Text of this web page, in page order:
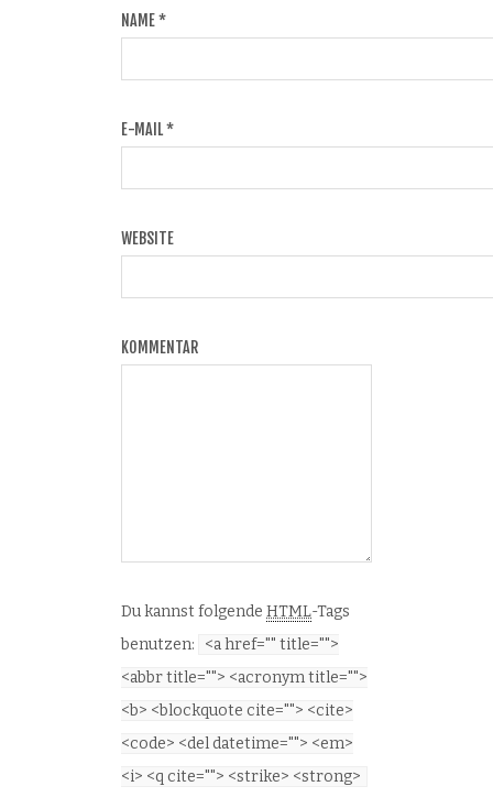
NAME*
E-MAIL*
WEBSITE
KOMMENTAR
Du kannst folgende HTML-Tags
benutzen:
<a href="" title="">
<abbr title=""> <acronym title="">
<b> <blockquote cite=""> <cite>
<code> <del datetime=""> <em>
<i> <q cite=""> <strike> <strong>